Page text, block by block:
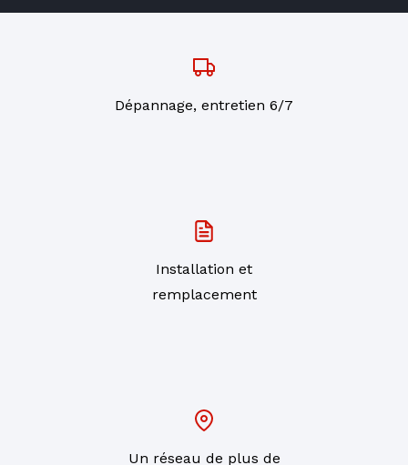
Dépannage, entretien 6/7
Installation et
remplacement
Un réseau de plus de